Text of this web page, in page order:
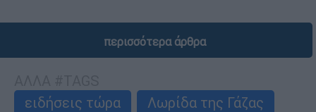
περισσότερα άρθρα
ειδήσεις τώρα
Λωρίδα της Γάζας